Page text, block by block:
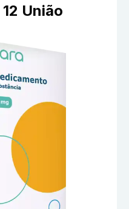
União